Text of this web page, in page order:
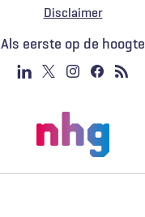
Voet
Disclaimer
Als eerste op de hoogte